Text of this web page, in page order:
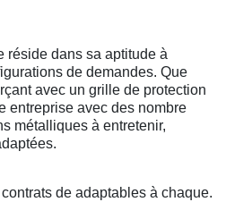
réside dans sa aptitude à
de demandes. Que
avec un grille de protection
entreprise avec des nombre
métalliques à entretenir,
de adaptables à chaque.